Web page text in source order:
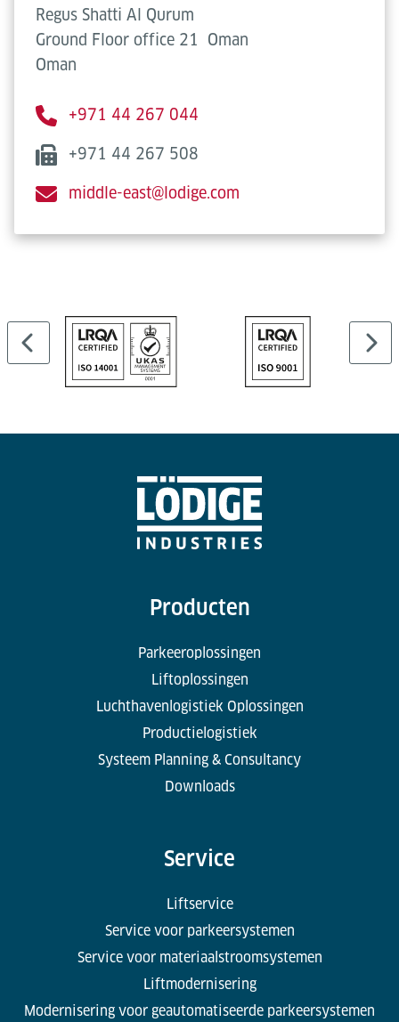
Regus Shatti Al Qurum
Ground Floor office 21
Oman
Oman
+971 44 267 044
+971 44 267 508
middle-east@lodige.com
Producten
Parkeeroplossingen
Liftoplossingen
Luchthavenlogistiek Oplossingen
Productielogistiek
Systeem Planning & Consultancy
Downloads
Service
Liftservice
Service voor parkeersystemen
Service voor materiaalstroomsystemen
Liftmodernisering
Modernisering voor geautomatiseerde parkeersystemen